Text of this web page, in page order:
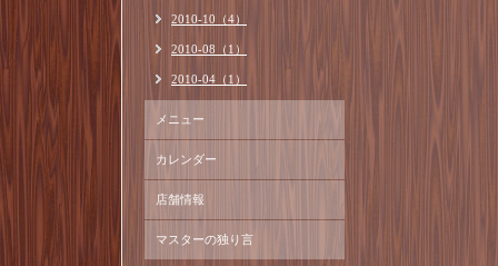
2010-10（4）
2010-08（1）
2010-04（1）
メニュー
カレンダー
店舗情報
マスターの独り言